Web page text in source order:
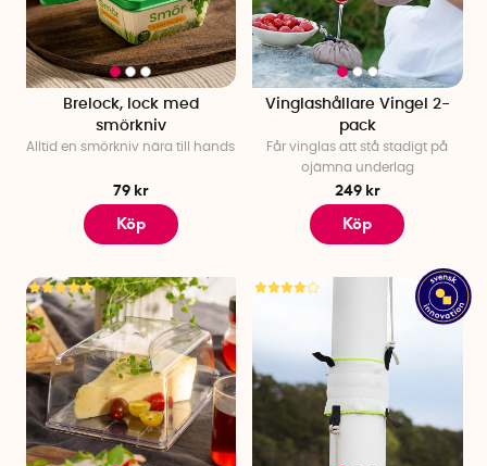
Är du bortbjuden på nationaldagen rekommenderar vi att du
tar en titt på våra svenska innovationer. Svenska presenter
som är roliga att ge bort till värden. SmartaSaker har det du
behöver för ett lyckat nationaldagsfirande.
Brelock, lock med
smörkniv
Alltid en smörkniv nära till hands
79 kr
Köp
Vinglashållare Vingel 2-
pack
Får vinglas att stå stadigt på
ojämna underlag
249 kr
Köp